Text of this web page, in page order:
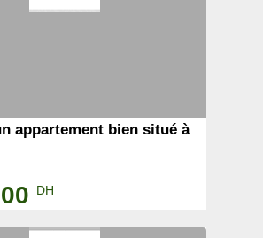
appartement bien situé à
DH